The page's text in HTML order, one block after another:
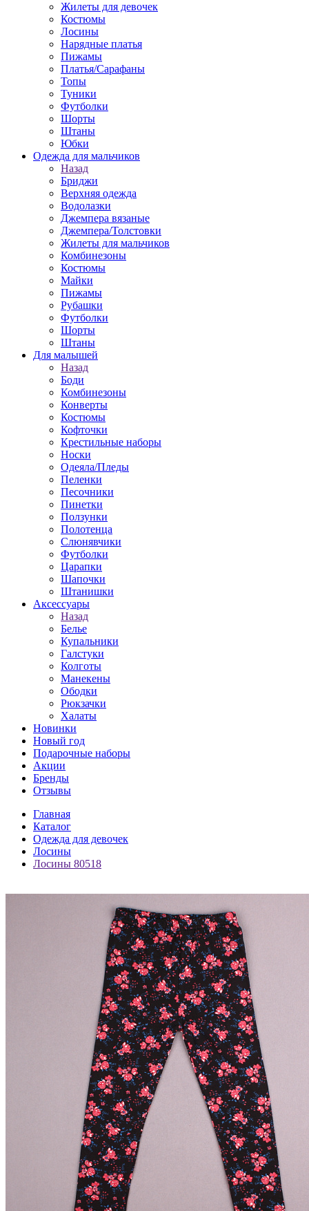
Жилеты для девочек
Костюмы
Лосины
Нарядные платья
Пижамы
Платья/Сарафаны
Топы
Туники
Футболки
Шорты
Штаны
Юбки
Одежда для мальчиков
Назад
Бриджи
Верхняя одежда
Водолазки
Джемпера вязаные
Джемпера/Толстовки
Жилеты для мальчиков
Комбинезоны
Костюмы
Майки
Пижамы
Рубашки
Футболки
Шорты
Штаны
Для малышей
Назад
Боди
Комбинезоны
Конверты
Костюмы
Кофточки
Крестильные наборы
Носки
Одеяла/Пледы
Пеленки
Песочники
Пинетки
Ползунки
Полотенца
Слюнявчики
Футболки
Царапки
Шапочки
Штанишки
Аксессуары
Назад
Белье
Купальники
Галстуки
Колготы
Манекены
Ободки
Рюкзачки
Халаты
Новинки
Новый год
Подарочные наборы
Акции
Бренды
Отзывы
Главная
Каталог
Одежда для девочек
Лосины
Лосины 80518